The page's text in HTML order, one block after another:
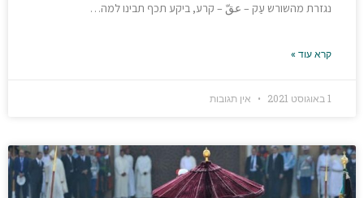
נגזרת מהשורש עַק – عقّ – קרע, ביקע תכף תבינו למה…
קרא עוד »
1 באוגוסט 2021 אין תגובות